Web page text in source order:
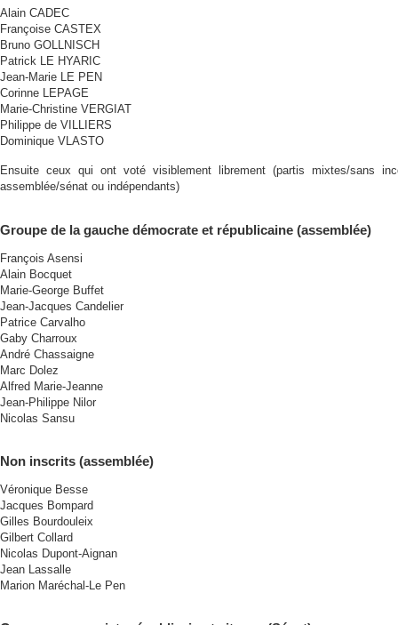
Alain CADEC
Françoise CASTEX
Bruno GOLLNISCH
Patrick LE HYARIC
Jean-Marie LE PEN
Corinne LEPAGE
Marie-Christine VERGIAT
Philippe de VILLIERS
Dominique VLASTO
Ensuite ceux qui ont voté visiblement librement (partis mixtes/sans
assemblée/sénat ou indépendants)
Groupe de la gauche démocrate et républicaine (assemblée)
François Asensi
Alain Bocquet
Marie-George Buffet
Jean-Jacques Candelier
Patrice Carvalho
Gaby Charroux
André Chassaigne
Marc Dolez
Alfred Marie-Jeanne
Jean-Philippe Nilor
Nicolas Sansu
Non inscrits (assemblée)
Véronique Besse
Jacques Bompard
Gilles Bourdouleix
Gilbert Collard
Nicolas Dupont-Aignan
Jean Lassalle
Marion Maréchal-Le Pen